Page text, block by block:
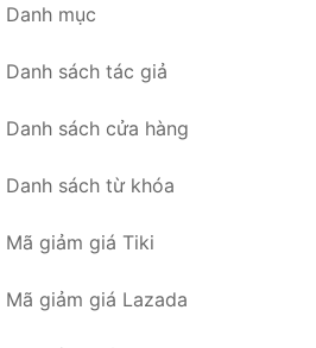
Danh mục
Danh sách tác giả
Danh sách cửa hàng
Danh sách từ khóa
Mã giảm giá Tiki
Mã giảm giá Lazada